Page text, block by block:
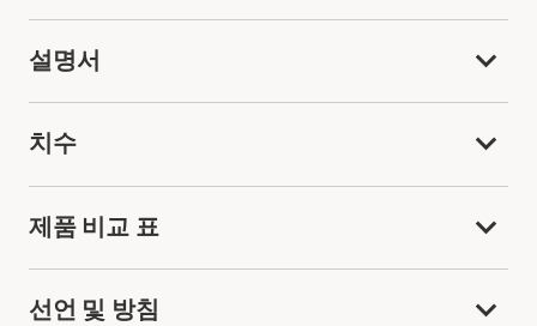
설명서
치수
제품 비교 표
선언 및 방침